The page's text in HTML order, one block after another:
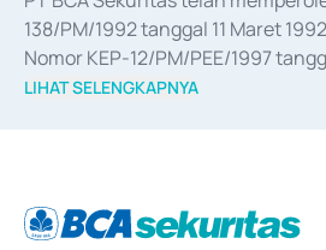
138/PM/1992 tanggal 11 Maret
Nomor KEP-12/PM/PEE/1997
merger, akuisisi, divestasi, dan
LIHAT SELENGKAPNYA